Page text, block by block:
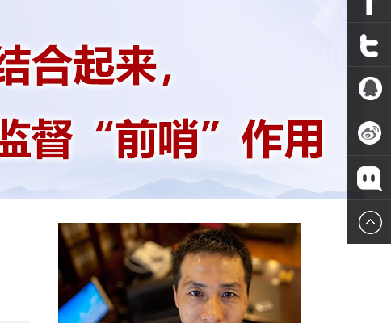
Facebook
Twitter
QQ空间
微博
微信